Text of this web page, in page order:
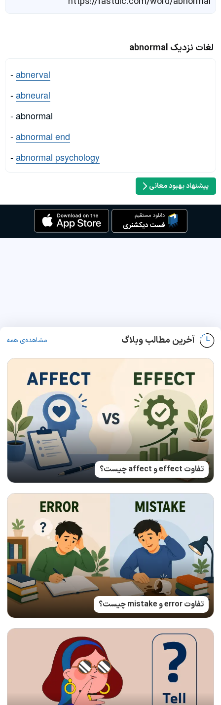
لغات نزدیک abnormal
-abnerval
-abneural
- abnormal
-abnormal end
-abnormal psychology
پیشنهاد بهبود معانی
آخرین مطالب وبلاگ مشاهده‌ی همه
تفاوت effect و affect چیست؟
تفاوت error و mistake چیست؟